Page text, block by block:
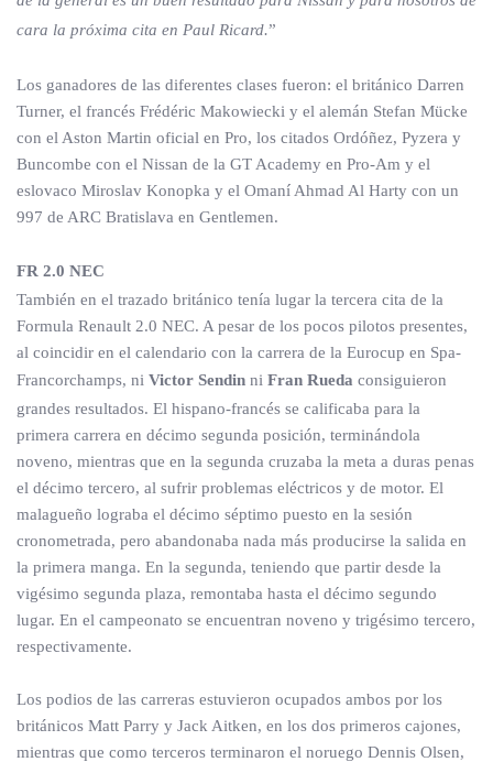
cara la próxima cita en Paul Ricard.”
Los ganadores de las diferentes clases fueron: el británico Darren
Turner, el francés Frédéric Makowiecki y el alemán Stefan Mücke
con el Aston Martin oficial en Pro, los citados Ordóñez, Pyzera y
Buncombe con el Nissan de la GT Academy en Pro-Am y el
eslovaco Miroslav Konopka y el Omaní Ahmad Al Harty con un
997 de ARC Bratislava en Gentlemen.
FR 2.0 NEC
También en el trazado británico tenía lugar la tercera cita de la
Formula Renault 2.0 NEC. A pesar de los pocos pilotos presentes,
al coincidir en el calendario con la carrera de la Eurocup en Spa-
Francorchamps, ni Victor Sendin ni Fran Rueda consiguieron
grandes resultados. El hispano-francés se calificaba para la
primera carrera en décimo segunda posición, terminándola
noveno, mientras que en la segunda cruzaba la meta a duras penas
el décimo tercero, al sufrir problemas eléctricos y de motor. El
malagueño lograba el décimo séptimo puesto en la sesión
cronometrada, pero abandonaba nada más producirse la salida en
la primera manga. En la segunda, teniendo que partir desde la
vigésimo segunda plaza, remontaba hasta el décimo segundo
lugar. En el campeonato se encuentran noveno y trigésimo tercero,
respectivamente.
Los podios de las carreras estuvieron ocupados ambos por los
británicos Matt Parry y Jack Aitken, en los dos primeros cajones,
mientras que como terceros terminaron el noruego Dennis Olsen,